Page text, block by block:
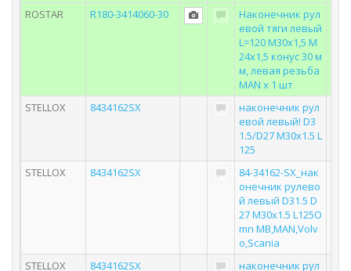
ROSTAR
R180-3414060-30
Наконечник рул
евой тяги левый
L=120 M30x1,5 M
24x1,5 конус 30 м
м, левая резьба
MAN x 1 шт
STELLOX
8434162SX
наконечник рул
евой левый! D3
1.5/D27 M30x1.5 L
125
STELLOX
8434162SX
84-34162-SX_нак
онечник рулево
й левый D31.5 D
27 M30x1.5 L125O
mn MB,MAN,Volv
o,Scania
STELLOX
8434162SX
наконечник рул